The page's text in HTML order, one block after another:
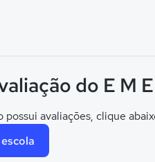
do E M
possui avaliações, clique